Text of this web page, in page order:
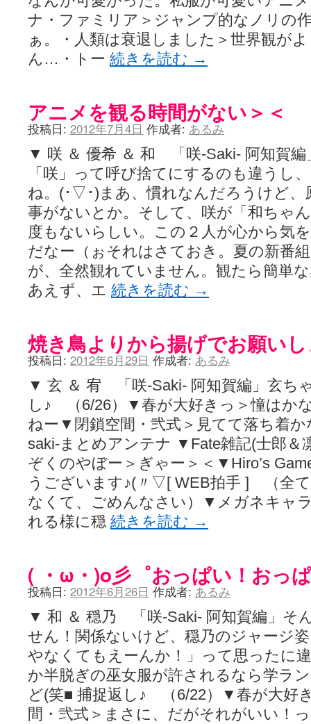
ナ・ファミリア＞ジャンプ的なノリの
ぁ。・人類は衰退しました＞世界観が
ん…・トー 続きを読む →
アニメを観る時間がない＞＜
投稿日: 2012年7月4日 作成者: あるみ
▼ 咲 ＆ 優希 ＆ 和 「咲-Saki- 阿知賀編
「咲」って呼び捨てにするのも違うし
ね。(･▽･)まあ、慣れなんだろうけど、
事がないとか。そして、咲が「和ちゃ
度もないらしい。この２人が心から気
だなー（ぉそれはさておき。夏の新番
が、全然観れていません。観たら簡単
あえず、エ 続きを読む →
焼き鳥よりから揚げでお願い
投稿日: 2012年6月29日 作成者: あるみ
▼ 玄 ＆ 宥 「咲-Saki- 阿知賀編」玄ち
し♪ （6/26）▼春が大好きっ＞憧はか
ねー▼閉鎖空間・弐式＞見てて落ち着
saki-まとめアンテナ ▼Fate雑記(士郎
ぞくのやぼー＞ぎゃー＞＜▼Hiro’s
うございます♪(〃▽[ WEB拍手 ] （全
なくて、ごめんなさい）▼メガネキャ
れる様に穏 続きを読む →
( ・ω・)o彡゜おっぱい！おっ
投稿日: 2012年6月26日 作成者: あるみ
▼ 和 ＆ 穏乃 「咲-Saki- 阿知賀編」そ
せん！関係ないけど、穏乃のジャージ
やなくてもえーんか！」って思ったに
か半脱ぎの巫女服が許されるなら学ラ
ど(笑■ 捕捉返し♪ （6/22）▼春が大好
間・弐式＞まさに、だがそれがいい！